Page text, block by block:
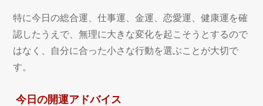
特に今日の総合運、仕事運、金運、恋愛運、健康運を確
認したうえで、無理に大きな変化を起こそうとするので
はなく、自分に合った小さな行動を選ぶことが大切で
す。
今日の開運アドバイス